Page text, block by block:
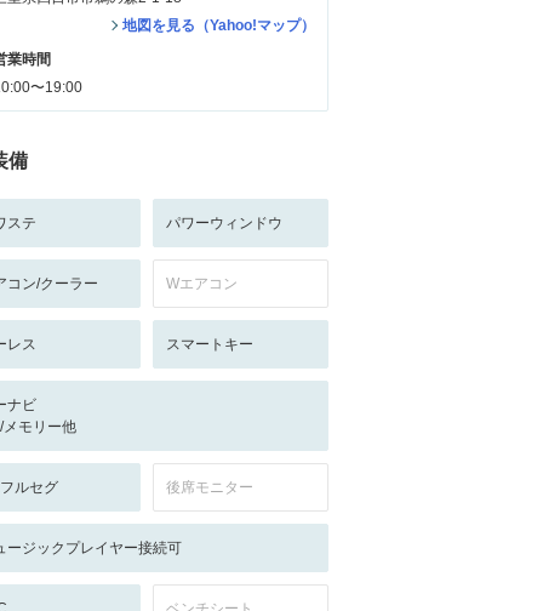
地図を見る（Yahoo!マップ）
業時間
〜19:00
備
ステ パワーウィンドウ
コン/クーラー Wエアコン
レス スマートキー
ナビ
メモリー他
ルセグ 後席モニター
ージックプレイヤー接続可